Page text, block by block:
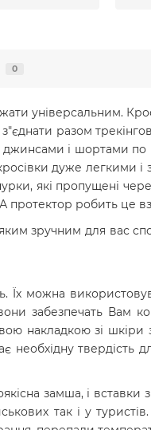
0
універсальним.
разом
і шортами по
дуже легкими і
які пропущені
протектор робить це
зручним для вас
Їх можна
забезпечать Вам
накладкою зі
твердість
замша, і вставки
так і у